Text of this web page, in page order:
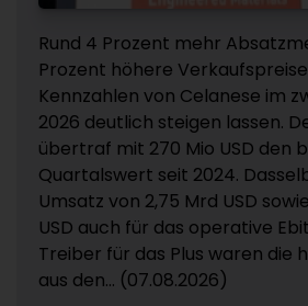
Rund 4 Prozent mehr
Prozent höhere
Kennzahlen von Celanese im
2026 deutlich steigen lassen.
übertraf mit 270 Mio USD den
Quartalswert seit 2024.
Umsatz von 2,75 Mrd USD
USD auch für das operative
Treiber für das Plus waren die
aus den... (07.08.2026)